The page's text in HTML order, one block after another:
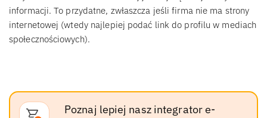
informacji. To przydatne, zwłaszcza jeśli firma nie ma strony
internetowej (wtedy najlepiej podać link do profilu w mediach
społecznościowych).
Poznaj lepiej nasz integrator e-